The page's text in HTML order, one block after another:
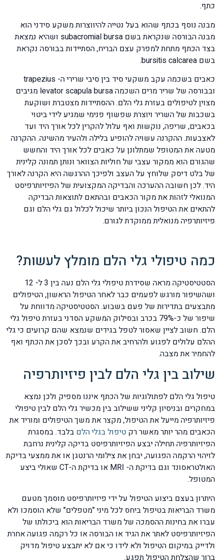
כתף.
מבנה נוסף בכתף שהוא בעל נטייה להיווצרות משקע סידני הוא
מבנה הבורסה שנקראת בשם subacromial bursa ושהיא נמצאת
בצד הכתף מתחת למפרק עצם הבריח, הסתיידות בבורסה נקראת
בשם bursitis calcarea.
כאבים בשכמה עקב משקעי סיד בין סיבי שרירי ה- trapezius
ובבורסה של שריר מרים השכמה levator scapula bursa מגיבים
מצוין לטיפולים בעזרת גלי הלם. ההסתיידות מצטברת ושוקעת
בשכבות של השריר ויוצרת שפשוף פנימי שמגיע לידי ביטוי
בכאבים, שריפה, נוקשות ואף עלול להקרין לכל אורך היד ועד
לאצבעות. ההקרנה עשויה להופיע בלילה ולהעיר מהשינה. ההקרנה
מטעה את המטופל שמתלונן על כאבים לכל אורך היד והחשש
שהגורם הוא ממקור עצבי של חוליות הצוואר ונותן תמונה קלינית
של בלט דיסק שלוחץ על העצב ולפיכך ההרגשה היא הקרנה לאורך
היד. לכן חשובה ההערכה והבדיקה המקצועית של הפיזיותרפיסט
המנואלי לזהות את מקור הכאבים ובהתאם לתוצאות הבדיקה
להתאים את הטיפול הנכון ביותר שיכול לכלול גם גלי הלם וגם
פיזיותרפיה מנואלית ממוקדת לגורם.
כמה טיפולי גלי הלם מומלץ לעשות?
הסטטיסטיקה מראה שסידרת טיפולי גלי הלם נעה בין 3 ל- 12
ושהשיפור מורגש לפעמים כבר לאחר הטיפול הראשון, הטיפולים
מתבצעים בתדירות של פעם בשבוע. הסטטיסטיקה מדווחת על
שיפור של כ-79% בכרב ובסילוק המשקע הסדני בעזרת טיפול גלי
הלם. חשוב לציין שאסור לטפל בגידים שנמצא שהם קרועים כי גלי
ההלם עלולים לפגוע ולהרחיב את הקרע ובכך לסכן את הכתף ואף
להחמיר את מצבה.
שילוב בין גלי הלם לבין פיזיותרפיה
טיפול גלי הלם לפתולוגיות של הכתף איננו מספיק ולכן נמצא
במחקרים ובניסיון קליני ששילוב בין מכשיר גלי הלם לבין טיפולי
פיזיותרפיה מייעל את הטיפול, מקצר את משך הטיפולים ומוריד את
הכאבים מהר יותר מאשר רק טיפול בגלי הלם בלבד. במסגרת
הפיזיותרפיה תחילה יבצע הפיזיותרפיסט בדיקה קלינית נרחבת
לזיהוי הרקמה הפגועה, יבחן את צילומי הרנטגן או את ממצעי בדיקת
האולטראסונד וגם בדיקת ה- MRI או בדיקת ה-CT שאולי ביצע
המטופל.
היתרון בעצם ביצוע הטיפול על ידי פיזיותרפיסט מוסמך מטעם
משרד הבריאות בטיפול ביחס לכל מיני "מטפלים" שלא הוסמכו ולא
עברו את בחינות ההסמכה של משרד הבריאות הוא ביכולתו של
הפיזיותרפיסט לאתר את הגיד או הבורסה או כל רקמה פגועה אחרת
ולדייק במיקום הטיפול ולא לידו כי אם לא יתבצע טיפול מדויק
ברור שהצלחת הטיפול תפגע.